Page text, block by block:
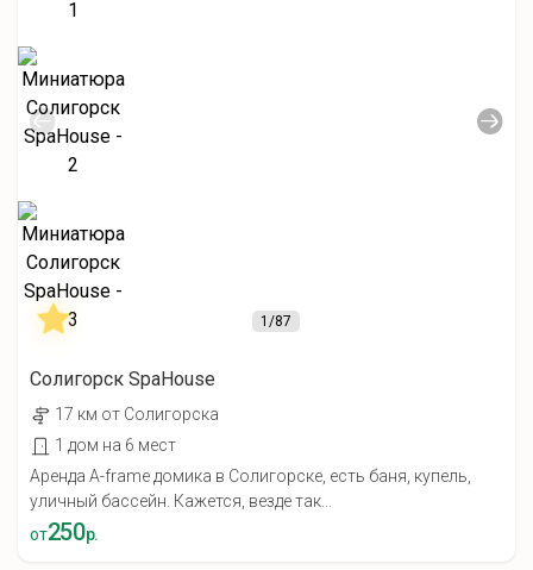
1/87
Солигорск SpaHouse
17 км от Солигорска
1 дом на 6 мест
Аренда A-frame домика в Солигорске, есть баня, купель,
уличный бассейн. Кажется, везде так...
от250р.